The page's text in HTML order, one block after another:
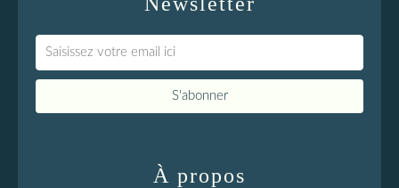
À propos